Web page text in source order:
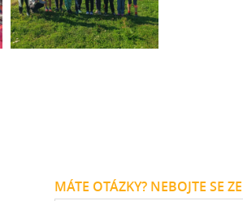
MÁTE OTÁZKY? NEBOJTE SE